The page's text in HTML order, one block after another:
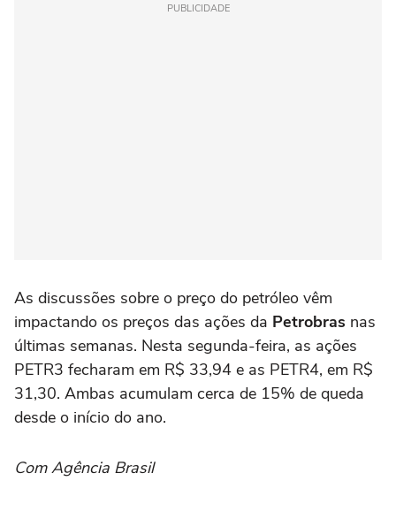
PUBLICIDADE
As discussões sobre o preço do petróleo vêm
impactando os preços das ações da Petrobras nas
últimas semanas. Nesta segunda-feira, as ações
PETR3 fecharam em R$ 33,94 e as PETR4, em R$
31,30. Ambas acumulam cerca de 15% de queda
desde o início do ano.
Com Agência Brasil